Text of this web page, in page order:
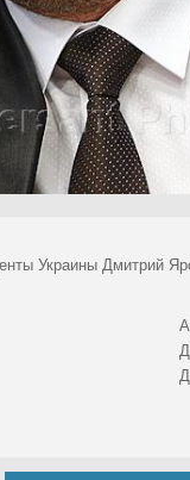
Украины Дмитрий